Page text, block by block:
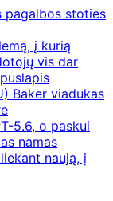
pagalbos stoties
į kurią
vis dar
Baker viadukas
5.6, o paskui
namas
naują, į